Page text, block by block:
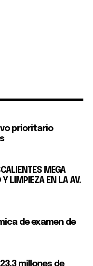
prioritario
MEGA
LIMPIEZA EN LA AV.
de examen de
millones de